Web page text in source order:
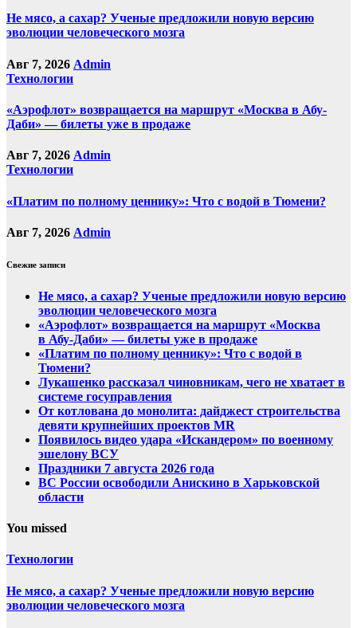
Не мясо, а сахар? Ученые предложили новую версию
эволюции человеческого мозга
Авг 7, 2026 Admin
Технологии
«Аэрофлот» возвращается на маршрут «Москва в Абу-
Даби» — билеты уже в продаже
Авг 7, 2026 Admin
Технологии
«Платим по полному ценнику»: Что с водой в Тюмени?
Авг 7, 2026 Admin
Свежие записи
Не мясо, а сахар? Ученые предложили новую версию
эволюции человеческого мозга
«Аэрофлот» возвращается на маршрут «Москва
в Абу-Даби» — билеты уже в продаже
«Платим по полному ценнику»: Что с водой в
Тюмени?
Лукашенко рассказал чиновникам, чего не хватает в
системе госуправления
От котлована до монолита: дайджест строительства
девяти крупнейших проектов MR
Появилось видео удара «Искандером» по военному
эшелону ВСУ
Праздники 7 августа 2026 года
ВС России освободили Анискино в Харьковской
области
You missed
Технологии
Не мясо, а сахар? Ученые предложили новую версию
эволюции человеческого мозга